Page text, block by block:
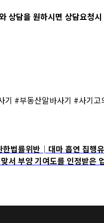
상담을 원하시면 상담요청
#부동산알바사기 #사기
법률위반│대마 흡연 집행
서 부양 기여도를 인정받은